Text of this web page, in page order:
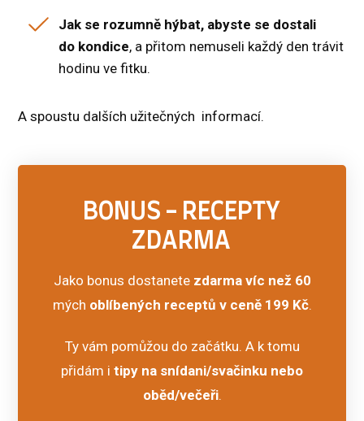
Jak se rozumně hýbat, abyste se dostali
do kondice, a přitom nemuseli každý den trávit
hodinu ve fitku.
A spoustu dalších užitečných informací.
BONUS - RECEPTY
ZDARMA
Jako bonus dostanete zdarma víc než 60
mých oblíbených receptů v ceně 199 Kč.
Ty vám pomůžou do začátku. A k tomu
přidám i tipy na snídani/svačinku nebo
oběd/večeři.